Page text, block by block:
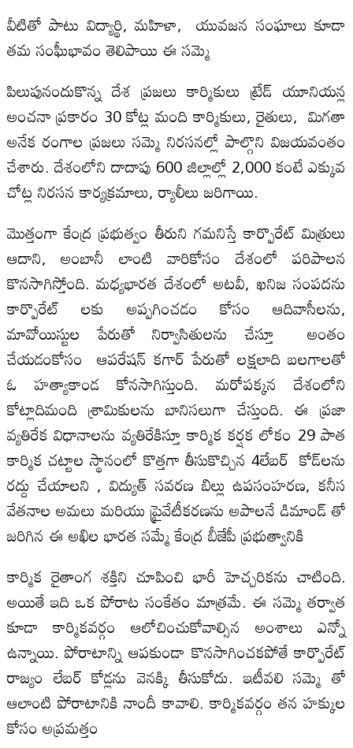
వీటితో పాటు విద్యార్థి, మహిళా, యువజన సంఘాలు కూడా
తమ సంఘీభావం తెలిపాయి ఈ సమ్మె
పిలుపునందుకొన్న దేశ ప్రజలు కార్మికులు ట్రేడ్ యూనియన్ల
అంచనా ప్రకారం 30 కోట్ల మంది కార్మికులు, రైతులు, మిగ‌తా
అనేక రంగాల ప్రజలు సమ్మె నిరసనల్లో పాల్గొని విజయవంతం
చేశారు. దేశంలోని దాదాపు 600 జిల్లాల్లో 2,000 కంటే ఎక్కువ
చోట్ల నిరసన కార్యక్రమాలు, ర్యాలీలు జరిగాయి.
మొత్తంగా కేంద్ర ప్రభుత్వం తీరుని గమనిస్తే కార్పొరేట్ మిత్రులు
ఆదాని, అంబానీ లాంటి వారికోసం దేశంలో పరిపాలన
కొనసాగిస్తోంది. మధ్యభారత దేశంలో అటవీ, ఖనిజ సంపదను
కార్పొరేట్ లకు అప్పగించడం కోసం ఆదివాసీలను,
మావోయిస్టుల పేరుతో నిర్వాసితులను చేస్తూ అంతం
చేయడంకోసం ఆపరేషన్ కగార్ పేరుతో లక్షలాది బలగాలతో
ఓ హత్యాకాండ కోనసాగిస్తుంది. మరోపక్కన దేశంలోని
కోట్లాదిమంది శ్రామికులను బానిసలుగా చేస్తుంది. ఈ ప్రజా
వ్యతిరేక విధానాలను వ్యతిరేకిస్తూ కార్మిక కర్షక లోకం 29 పాత
కార్మిక చట్టాల స్థానంలో కొత్తగా తీసుకొచ్చిన 4లేబర్ కోడ్‌లను
రద్దు చేయాలని , విద్యుత్ సవరణ బిల్లు ఉపసంహరణ, కనీస
వేతనాల అమలు మరియు ప్రైవేటీకరణను అపాలనే డిమాండ్ తో
జరిగిన ఈ అఖిల భారత సమ్మే కేంద్ర బీజేపీ ప్రభుత్వానికి
కార్మిక రైతాంగ శక్తిని చూపించి భారీ హెచ్చరికను చాటింది.
అయితే ఇది ఒక పోరాట సంకేతం మాత్ర‌మే. ఈ స‌మ్మె త‌ర్వాత
కూడా కార్మిక‌వ‌ర్గం ఆలోచించుకోవాల్సిన అంశాలు ఎన్నో
ఉన్నాయి. పోరాటాన్ని ఆప‌కుండా కొన‌సాగించ‌క‌పోతే కార్పొరేట్
రాజ్యం లేబ‌ర్ కోడ్ల‌ను వెన‌క్కి తీసుకోదు. ఇటీవ‌లి స‌మ్మె తో
ఆలాంటి పోరాటానికి నాందీ కావాలి. కార్మిక‌వర్గం త‌న హ‌క్కుల
కోసం అప్ర‌మ‌త్తం